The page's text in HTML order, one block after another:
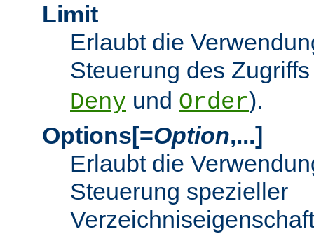
Limit
Erlaubt die
Steuerung des
Deny und Order).
Options[=Option,...]
Erlaubt die
Steuerung spezieller